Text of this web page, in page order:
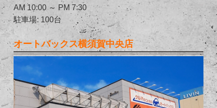
AM 10:00 ～ PM 7:30
駐車場: 100台
オートバックス横須賀中央店